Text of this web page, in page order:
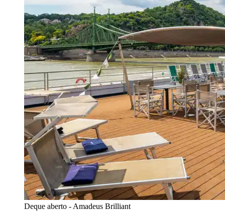
Deque aberto - Amadeus Brilliant